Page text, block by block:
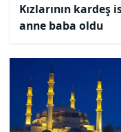
Kızlarının
anne baba oldu